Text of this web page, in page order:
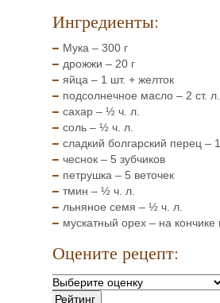
Ингредиенты:
Мука – 300 г
дрожжи – 20 г
яйца – 1 шт. + желток
подсолнечное масло – 2 ст. л.
сахар – ½ ч. л.
соль – ½ ч. л.
сладкий болгарский перец –
чеснок – 5 зубчиков
петрушка – 5 веточек
тмин – ½ ч. л.
льняное семя – ½ ч. л.
мускатный орех – на кончике
Оцените рецепт: